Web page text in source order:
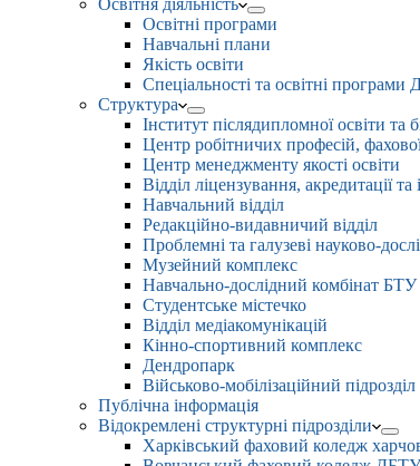
Освітня діяльність
Освітні програми
Навчальні плани
Якість освіти
Спеціальності та освітні
Структура
Інститут післядипломної освіти та
Центр робітничих професій,
Центр менеджменту якості освіти
Відділ ліцензування, акредитації
Навчальний відділ
Редакційно-видавничий відділ
Проблемні та галузеві науково-
Музейний комплекс
Навчально-дослідний комбінат БТУ
Студентське містечко
Відділ медіакомунікацій
Кінно-спортивний комплекс
Дендропарк
Військово-мобілізаційний підрозділ
Публічна інформація
Відокремлені структурні підрозділи
Харківський фаховий коледж